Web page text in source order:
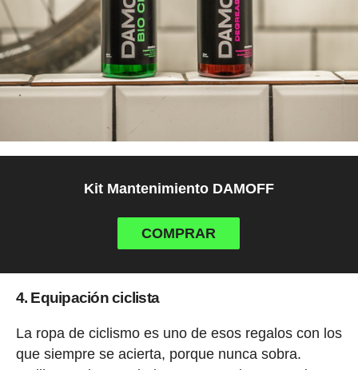
Kit Mantenimiento DAMOFF
COMPRAR
4. Equipación ciclista
La ropa de ciclismo es uno de esos regalos con los
que siempre se acierta, porque nunca sobra.